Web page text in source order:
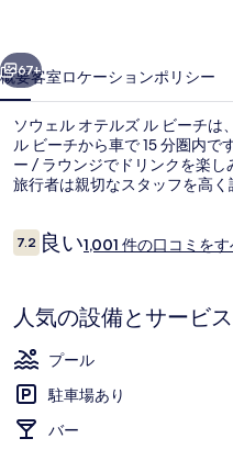
ズ
ル
ビ
ー
の
真
ギ
ャ
ラ
67+
概要客室ロケーションポリシー
ソウェル オテルズ ル ビーチは
ル ビーチから車で 15 分圏内
ー / ラウンジでドリンクを楽し
旅行者は親切なスタッフを高く
口
コ
7.210段階中7.2
良い1,001 件の口コミを
人気の設備とサービス
プール
駐車場あり
バー